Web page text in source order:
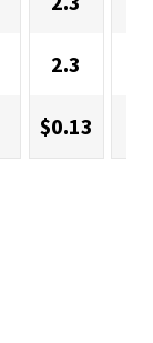
2.3
$0.13